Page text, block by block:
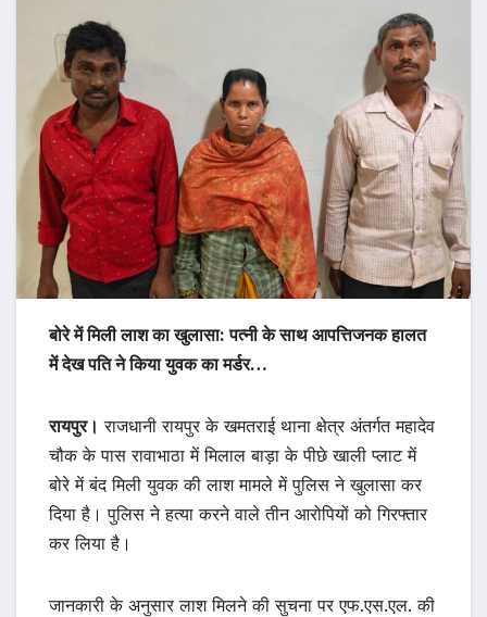
बोरे में मिली लाश का खुलासा: पत्नी के साथ आपत्तिजनक हालत
में देख पति ने किया युवक का मर्डर…
रायपुर। राजधानी रायपुर के खमतराई थाना क्षेत्र अंतर्गत महादेव
चौक के पास रावाभाठा में मिलाल बाड़ा के पीछे खाली प्लाट में
बोरे में बंद मिली युवक की लाश मामले में पुलिस ने खुलासा कर
दिया है। पुलिस ने हत्या करने वाले तीन आरोपियों को गिरफ्तार
कर लिया है।
जानकारी के अनुसार लाश मिलने की सुचना पर एफ.एस.एल. की